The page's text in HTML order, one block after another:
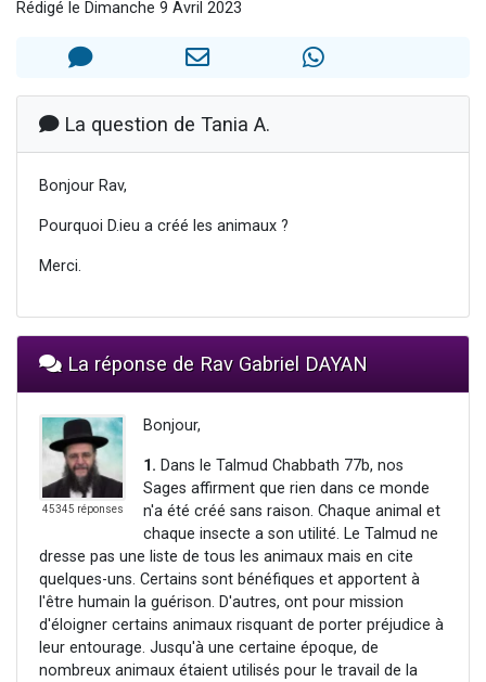
Il reste 49 places pour étudier en groupe sur Zoom
12 nouvelles musiques dans Torah-Box Music
2 personnes viennent de nous rejoindre sur WhatsApp
Rédigé le Dimanche 9 Avril 2023
La question de Tania A.
Bonjour Rav,
Pourquoi D.ieu a créé les animaux ?
Merci.
La réponse de Rav Gabriel DAYAN
45345 réponses
Bonjour,
1. Dans le Talmud Chabbath 77b, nos
Sages affirment que rien dans ce monde
n'a été créé sans raison. Chaque animal et
chaque insecte a son utilité. Le Talmud ne
dresse pas une liste de tous les animaux mais en cite
quelques-uns. Certains sont bénéfiques et apportent à
l'être humain la guérison. D'autres, ont pour mission
d'éloigner certains animaux risquant de porter préjudice à
leur entourage. Jusqu'à une certaine époque, de
nombreux animaux étaient utilisés pour le travail de la